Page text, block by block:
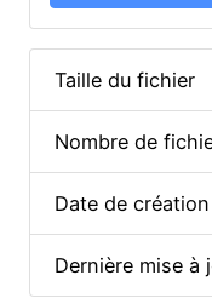
Taille du fichier
Nombre de
Date de création
Dernière mise à